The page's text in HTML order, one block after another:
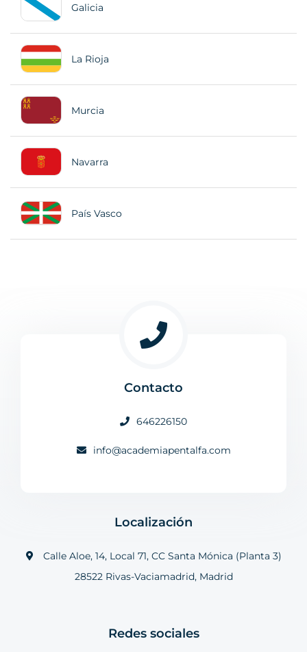
Galicia
La Rioja
Murcia
Navarra
País Vasco
Contacto
646226150
info@academiapentalfa.com
Localización
Calle Aloe, 14, Local 71, CC Santa Mónica (Planta 3)
28522 Rivas-Vaciamadrid, Madrid
Redes sociales